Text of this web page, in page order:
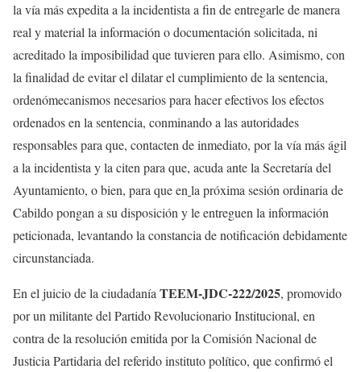
la vía más expedita a la incidentista a fin de entregarle de manera
real y material la información o documentación solicitada, ni
acreditado la imposibilidad que tuvieren para ello. Asimismo, con
la finalidad de evitar el dilatar el cumplimiento de la sentencia,
ordenómecanismos necesarios para hacer efectivos los efectos
ordenados en la sentencia, conminando a las autoridades
responsables para que, contacten de inmediato, por la vía más ágil
a la incidentista y la citen para que, acuda ante la Secretaría del
Ayuntamiento, o bien, para que en la próxima sesión ordinaria de
Cabildo pongan a su disposición y le entreguen la información
peticionada, levantando la constancia de notificación debidamente
circunstanciada.
En el juicio de la ciudadanía TEEM-JDC-222/2025, promovido
por un militante del Partido Revolucionario Institucional, en
contra de la resolución emitida por la Comisión Nacional de
Justicia Partidaria del referido instituto político, que confirmó el